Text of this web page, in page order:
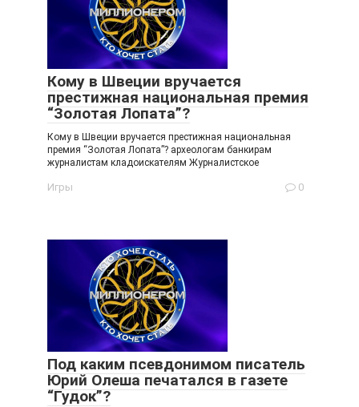
Кому в Швеции вручается
престижная национальная премия
“Золотая Лопата”?
Кому в Швеции вручается престижная национальная
премия “Золотая Лопата”? археологам банкирам
журналистам кладоискателям Журналистское
Игры 0
Под каким псевдонимом писатель
Юрий Олеша печатался в газете
“Гудок”?